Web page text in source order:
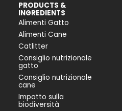
PRODUCTS &
INGREDIENTS
Alimenti Gatto
Alimenti Cane
Catlitter
Consiglio nutrizionale
gatto
Consiglio nutrizionale
cane
Impatto sulla
biodiversità